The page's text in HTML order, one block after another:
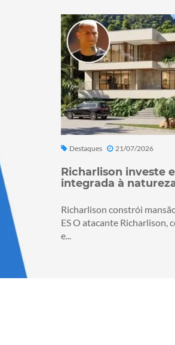
Destaques 21/07/2026
Richarlison investe
integrada à
Richarlison constrói
ES O atacante Richarlison,
e...